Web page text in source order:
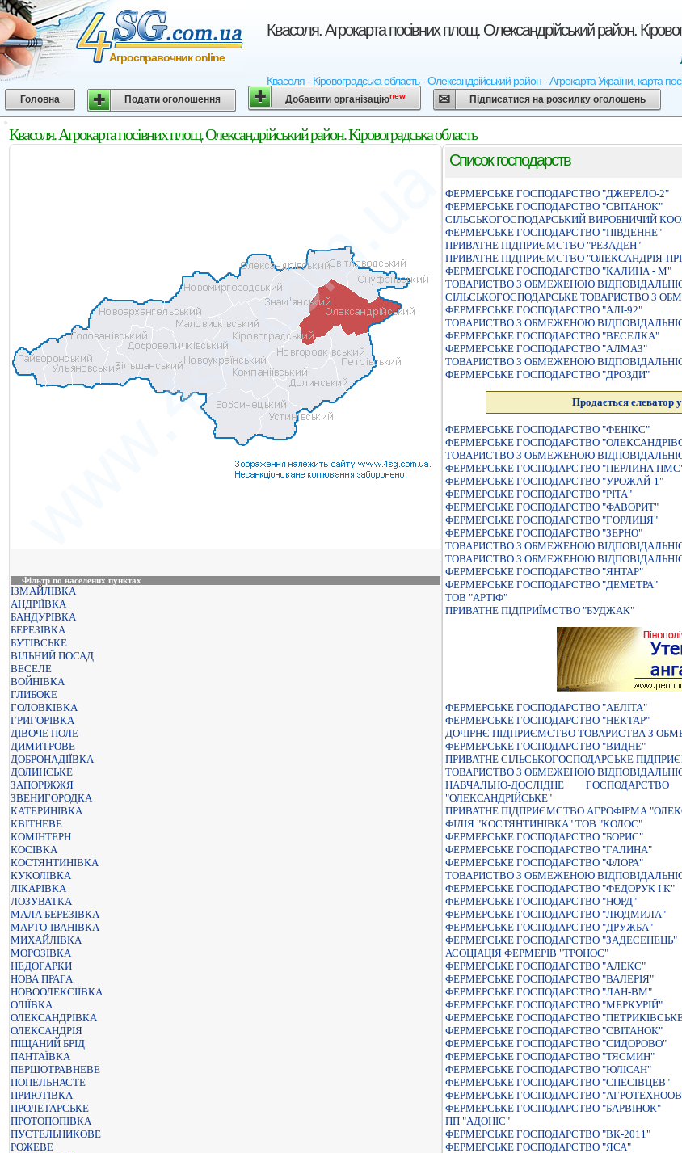
Квасоля. Агрокарта посівних площ. Олександрійський район.
Квасоля - Кіровоградська область - Олександрійський район - Агрокарта України, карта
Агросправочник online
Головна Подати оголошення Добавити організаціюnew Підписатися на розсилку оголошень
Квасоля. Агрокарта посівних площ. Олександрійський район. Кіровоградська область
Фільтр по населених пунктах
ІЗМАЙЛІВКА
АНДРІЇВКА
БАНДУРІВКА
БЕРЕЗІВКА
БУТІВСЬКЕ
ВІЛЬНИЙ ПОСАД
ВЕСЕЛЕ
ВОЙНІВКА
ГЛИБОКЕ
ГОЛОВКІВКА
ГРИГОРІВКА
ДІВОЧЕ ПОЛЕ
ДИМИТРОВЕ
ДОБРОНАДІЇВКА
ДОЛИНСЬКЕ
ЗАПОРІЖЖЯ
ЗВЕНИГОРОДКА
КАТЕРИНІВКА
КВІТНЕВЕ
КОМІНТЕРН
КОСІВКА
КОСТЯНТИНІВКА
КУКОЛІВКА
ЛІКАРІВКА
ЛОЗУВАТКА
МАЛА БЕРЕЗІВКА
МАРТО-ІВАНІВКА
МИХАЙЛІВКА
МОРОЗІВКА
НЕДОГАРКИ
НОВА ПРАГА
НОВООЛЕКСІЇВКА
ОЛІЇВКА
ОЛЕКСАНДРІВКА
ОЛЕКСАНДРІЯ
ПІЩАНИЙ БРІД
ПАНТАЇВКА
ПЕРШОТРАВНЕВЕ
ПОПЕЛЬНАСТЕ
ПРИЮТІВКА
ПРОЛЕТАРСЬКЕ
ПРОТОПОПІВКА
ПУСТЕЛЬНИКОВЕ
РОЖЕВЕ
Список господарств
ФЕРМЕРСЬКЕ ГОСПОДАРСТВО "ДЖЕРЕЛО-2"
ФЕРМЕРСЬКЕ ГОСПОДАРСТВО "СВIТАНОК"
СIЛЬСЬКОГОСПОДАРСЬКИЙ ВИРОБНИЧИЙ
ФЕРМЕРСЬКЕ ГОСПОДАРСТВО "ПІВДЕННЕ"
ПРИВАТНЕ ПIДПРИЄМСТВО "РЕЗАДЕН"
ПРИВАТНЕ ПIДПРИЄМСТВО "ОЛЕКСАНДРIЯ-
ФЕРМЕРСЬКЕ ГОСПОДАРСТВО "КАЛИНА - М"
ТОВАРИСТВО З ОБМЕЖЕНОЮ
СIЛЬСЬКОГОСПОДАРСЬКЕ ТОВАРИСТВО З
ФЕРМЕРСЬКЕ ГОСПОДАРСТВО "АЛI-92"
ТОВАРИСТВО З ОБМЕЖЕНОЮ
ФЕРМЕРСЬКЕ ГОСПОДАРСТВО "ВЕСЕЛКА"
ФЕРМЕРСЬКЕ ГОСПОДАРСТВО "АЛМАЗ"
ТОВАРИСТВО З ОБМЕЖЕНОЮ
ФЕРМЕРСЬКЕ ГОСПОДАРСТВО "ДРОЗДИ"
Продається елеватор
ФЕРМЕРСЬКЕ ГОСПОДАРСТВО "ФЕНІКС"
ФЕРМЕРСЬКЕ ГОСПОДАРСТВО
ТОВАРИСТВО З ОБМЕЖЕНОЮ
ФЕРМЕРСЬКЕ ГОСПОДАРСТВО "ПЕРЛИНА
ФЕРМЕРСЬКЕ ГОСПОДАРСТВО "УРОЖАЙ-1"
ФЕРМЕРСЬКЕ ГОСПОДАРСТВО "РІТА"
ФЕРМЕРСЬКЕ ГОСПОДАРСТВО "ФАВОРИТ"
ФЕРМЕРСЬКЕ ГОСПОДАРСТВО "ГОРЛИЦЯ"
ФЕРМЕРСЬКЕ ГОСПОДАРСТВО "ЗЕРНО"
ТОВАРИСТВО З ОБМЕЖЕНОЮ
ТОВАРИСТВО З ОБМЕЖЕНОЮ
ФЕРМЕРСЬКЕ ГОСПОДАРСТВО "ЯНТАР"
ФЕРМЕРСЬКЕ ГОСПОДАРСТВО "ДЕМЕТРА"
ТОВ "АРТІФ"
ПРИВАТНЕ ПIДПРИЇМСТВО "БУДЖАК"
ФЕРМЕРСЬКЕ ГОСПОДАРСТВО "АЕЛIТА"
ФЕРМЕРСЬКЕ ГОСПОДАРСТВО "НЕКТАР"
ДОЧIРНЄ ПIДПРИЄМСТВО ТОВАРИСТВА З
ФЕРМЕРСЬКЕ ГОСПОДАРСТВО "ВИДНЕ"
ПРИВАТНЕ СIЛЬСЬКОГОСПОДАРСЬКЕ
ТОВАРИСТВО З ОБМЕЖЕНОЮ
НАВЧАЛЬНО-ДОСЛIДНЕ
"ОЛЕКСАНДРIЙСЬКЕ"
ПРИВАТНЕ ПІДПРИЄМСТВО АГРОФІРМА
ФІЛІЯ "КОСТЯНТИНІВКА" ТОВ "КОЛОС"
ФЕРМЕРСЬКЕ ГОСПОДАРСТВО "БОРИС"
ФЕРМЕРСЬКЕ ГОСПОДАРСТВО "ГАЛИНА"
ФЕРМЕРСЬКЕ ГОСПОДАРСТВО "ФЛОРА"
ТОВАРИСТВО З ОБМЕЖЕНОЮ
ФЕРМЕРСЬКЕ ГОСПОДАРСТВО "ФЕДОРУК I К"
ФЕРМЕРСЬКЕ ГОСПОДАРСТВО "НОРД"
ФЕРМЕРСЬКЕ ГОСПОДАРСТВО "ЛЮДМИЛА"
ФЕРМЕРСЬКЕ ГОСПОДАРСТВО "ДРУЖБА"
ФЕРМЕРСЬКЕ ГОСПОДАРСТВО "ЗАДЕСЕНЕЦЬ"
АСОЦIАЦIЯ ФЕРМЕРIВ "ТРОНОС"
ФЕРМЕРСЬКЕ ГОСПОДАРСТВО "АЛЕКС"
ФЕРМЕРСЬКЕ ГОСПОДАРСТВО "ВАЛЕРІЯ"
ФЕРМЕРСЬКЕ ГОСПОДАРСТВО "ЛАН-ВМ"
ФЕРМЕРСЬКЕ ГОСПОДАРСТВО "МЕРКУРІЙ"
ФЕРМЕРСЬКЕ ГОСПОДАРСТВО
ФЕРМЕРСЬКЕ ГОСПОДАРСТВО "СВIТАНОК"
ФЕРМЕРСЬКЕ ГОСПОДАРСТВО "СИДОРОВО"
ФЕРМЕРСЬКЕ ГОСПОДАРСТВО "ТЯСМИН"
ФЕРМЕРСЬКЕ ГОСПОДАРСТВО "ЮЛIСАН"
ФЕРМЕРСЬКЕ ГОСПОДАРСТВО "СПЕСIВЦЕВ"
ФЕРМЕРСЬКЕ ГОСПОДАРСТВО
ФЕРМЕРСЬКЕ ГОСПОДАРСТВО "БАРВIНОК"
ПП "АДОНІС"
ФЕРМЕРСЬКЕ ГОСПОДАРСТВО "ВК-2011"
ФЕРМЕРСЬКЕ ГОСПОДАРСТВО "ЯСА"